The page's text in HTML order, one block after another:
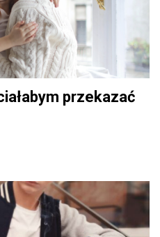
przekazać